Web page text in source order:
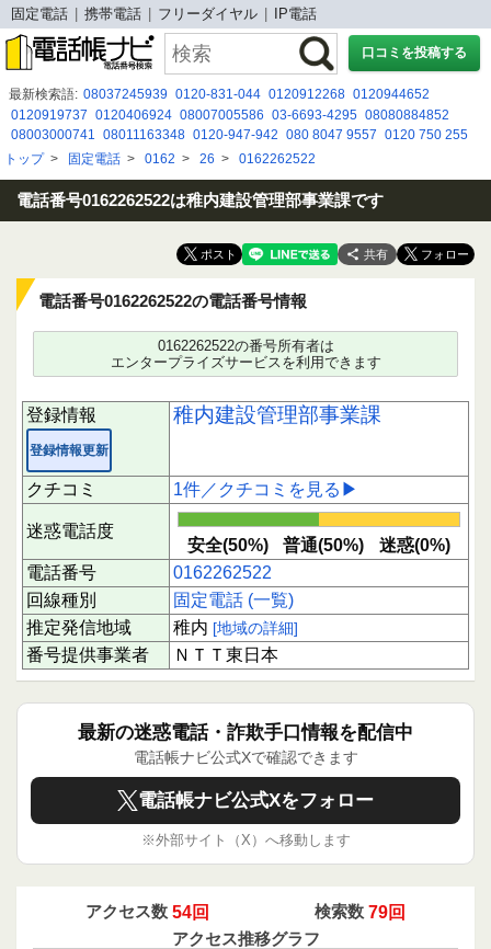
固定電話 携帯電話 フリーダイヤル IP電話
口コミを投稿する
最新検索語: 08037245939 0120-831-044 0120912268 0120944652
0120919737 0120406924 08007005586 03-6693-4295 08080884852
08003000741 08011163348 0120-947-942 080 8047 9557 0120 750 255
0800 500 8188 0120 426 421 08005007067 05031280938
08009191250 08015853812 ０１２０２７４４５３ 07012477358
08002226390 0675264700
トップ> 固定電話 > 0162 > 26 > 0162262522
電話番号0162262522は稚内建設管理部事業課です
共有
電話番号0162262522の電話番号情報
0162262522の番号所有者は
エンタープライズサービスを利用できます
登録情報
登録情報更新
稚内建設管理部事業課
クチコミ 1件／クチコミを見る▶
迷惑電話度
安全(50%) 普通(50%)
迷惑(0%)
電話番号
0162262522
回線種別
固定電話 (一覧)
推定発信地域
稚内 [地域の詳細]
番号提供事業者 ＮＴＴ東日本
最新の迷惑電話・詐欺手口情報を配信中
電話帳ナビ公式Xで確認できます
電話帳ナビ公式Xをフォロー
※外部サイト（X）へ移動します
アクセス数 54回 検索数 79回
アクセス推移グラフ